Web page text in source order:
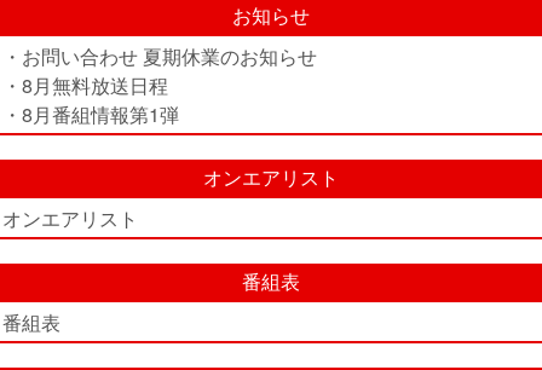
お知らせ
・お問い合わせ 夏期休業のお知らせ
・8月無料放送日程
・8月番組情報第1弾
オンエアリスト
オンエアリスト
番組表
番組表